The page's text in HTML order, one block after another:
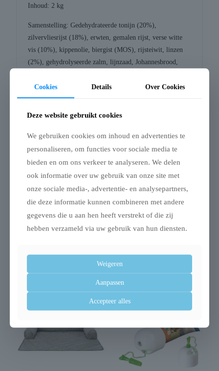
Inhoud: 2 kg
Samenstelling: Gedehydrateerde tonijn (20%),
zilvervliesrijst (18%), erwten, gemalen rijst, verse witte
vis (10%), kippenolie, biergist (MOS), rijsteiwit, linzen
(2%), gehydrolyseerde zalm, lijnzaad, Johannesbrood,
(1000 mg/kg), Peer (500 mg/kg), Cichorei (FOS) (500
mg/kg), Yucca schidigera, Glucosamine en Chondroïtine.
Analytische bestanddelen: Ruw eiwit (28%), ruwe oliën en
(1,1%) , Omega 6-vetzuren (2,75%).
Toevoegingen: Vitamine A 18000 IE/kg, Vitamine D3
1400 IE/kg, Vitamine E 150 mg/kg, IJzer 75 mg/kg,
Jodium 3,5 mg/kg, Koper 10 mg/kg, Mangaan 7,5 mg/kg,
Zink 120 mg/kg , Selenium 0,12 mg/kg. Technologische
Gerelateerde producten
Cookies Details Over Cookies
Deze website gebruikt cookies
We gebruiken cookies om inhoud en advertenties te
personaliseren, om functies voor sociale media te
bieden en om ons verkeer te analyseren. We delen
ook informatie over uw gebruik van onze site met
onze sociale media-, advertentie- en analysepartners,
die deze informatie kunnen combineren met andere
gegevens die u aan hen heeft verstrekt of die zij
hebben verzameld via uw gebruik van hun diensten.
Weigeren
Aanpassen
Accepteer alles